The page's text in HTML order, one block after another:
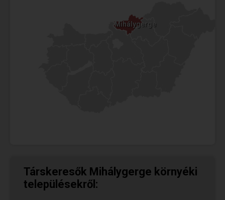
Mihálygerge
Mihálygerge
Társkeresők Mihálygerge környéki
településekről: